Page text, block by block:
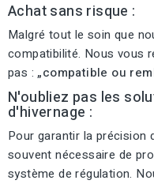
Achat sans risque :
Malgré tout le soin que
compatibilité. Nous vous
pas :„compatible ou
N'oubliez pas les
d'hivernage :
Pour garantir la précision
souvent nécessaire de
système de régulation.